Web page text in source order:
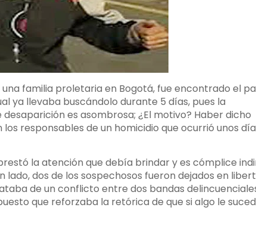
familia proletaria en Bogotá, fue encontrado el
ya llevaba buscándolo durante 5 días, pues la
es asombrosa; ¿El motivo? Haber dicho
responsables de un homicidio que ocurrió unos
la atención que debía brindar y es cómplice
lado, dos de los sospechosos fueron dejados en
de un conflicto entre dos bandas
que reforzaba la retórica de que si algo le